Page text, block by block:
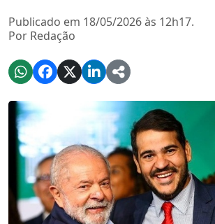
Publicado em 18/05/2026 às 12h17.
Por Redação